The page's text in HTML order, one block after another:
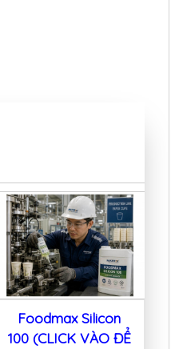
Foodmax Silicon
100 (CLICK VÀO ĐỂ